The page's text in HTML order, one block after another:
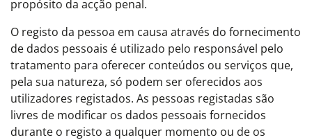
propósito da acção penal.
O registo da pessoa em causa através do fornecimento
de dados pessoais é utilizado pelo responsável pelo
tratamento para oferecer conteúdos ou serviços que,
pela sua natureza, só podem ser oferecidos aos
utilizadores registados. As pessoas registadas são
livres de modificar os dados pessoais fornecidos
durante o registo a qualquer momento ou de os